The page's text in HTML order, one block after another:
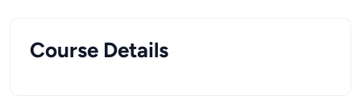
Course Details